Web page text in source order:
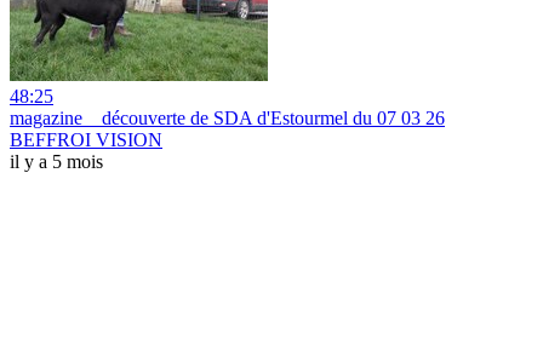
48:25
magazine _ découverte de SDA d'Estourmel du 07 03 26
BEFFROI VISION
il y a 5 mois